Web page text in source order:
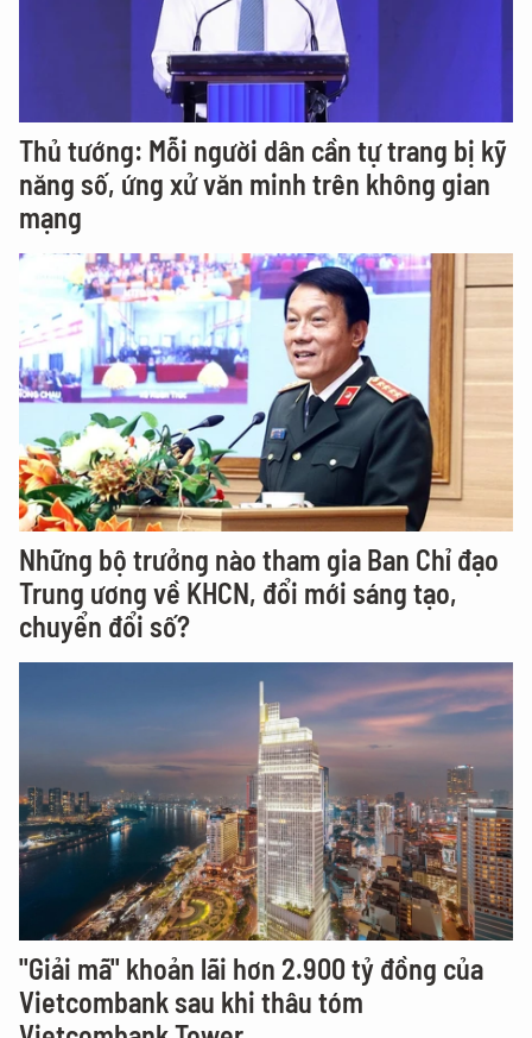
Thủ tướng: Mỗi người dân cần tự trang bị kỹ
năng số, ứng xử văn minh trên không gian
mạng
Những bộ trưởng nào tham gia Ban Chỉ đạo
Trung ương về KHCN, đổi mới sáng tạo,
chuyển đổi số?
"Giải mã" khoản lãi hơn 2.900 tỷ đồng của
Vietcombank sau khi thâu tóm